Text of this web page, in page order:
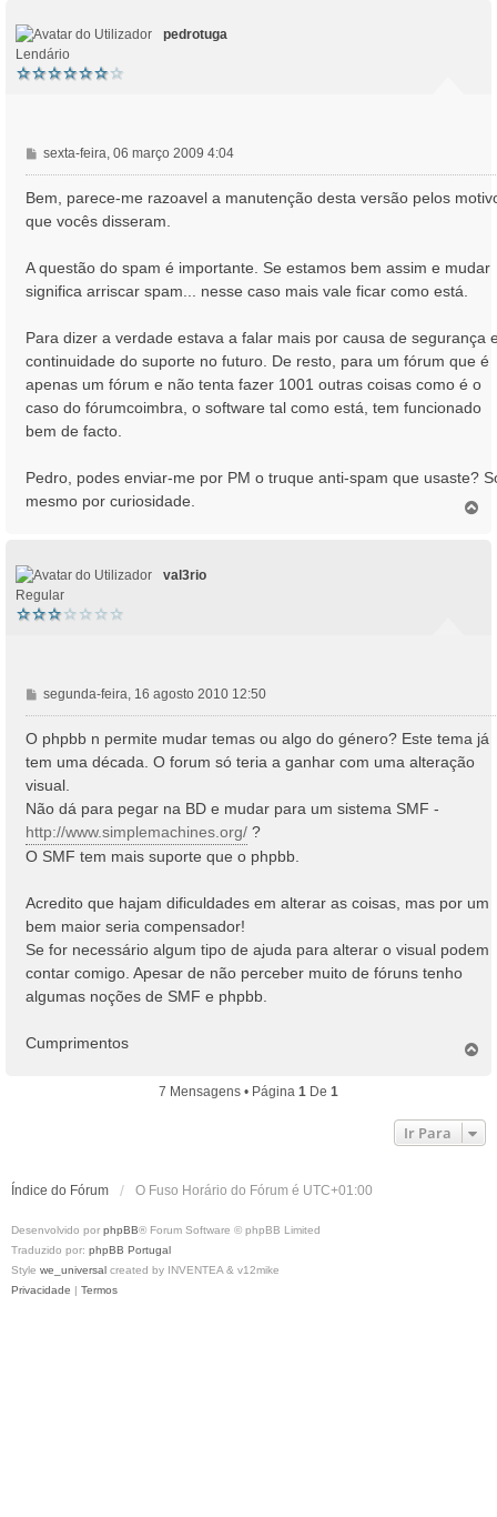
pedrotuga
Lendário
M
e
a
e
m
sexta-feira, 06 março 2009 4:04
Bem, parece-me razoavel a manutenção desta versão pelos
que vocês disseram.
A questão do spam é importante. Se estamos bem assim e mudar
significa arriscar spam... nesse caso mais vale ficar como está.
Para dizer a verdade estava a falar mais por causa de segurança
continuidade do suporte no futuro. De resto, para um fórum que é
apenas um fórum e não tenta fazer 1001 outras coisas como é o
caso do fórumcoimbra, o software tal como está, tem funcionado
bem de facto.
Pedro, podes enviar-me por PM o truque anti-spam que usaste?
mesmo por curiosidade.
val3rio
Regular
M
e
n
g
e
m
segunda-feira, 16 agosto 2010 12:50
O phpbb n permite mudar temas ou algo do género? Este tema já
tem uma década. O forum só teria a ganhar com uma alteração
visual.
Não dá para pegar na BD e mudar para um sistema SMF -
http://www.simplemachines.org/ ?
O SMF tem mais suporte que o phpbb.
Acredito que hajam dificuldades em alterar as coisas, mas por um
bem maior seria compensador!
Se for necessário algum tipo de ajuda para alterar o visual podem
contar comigo. Apesar de não perceber muito de fóruns tenho
algumas noções de SMF e phpbb.
Cumprimentos
7 Mensagens • Página 1 De 1
Ir Para
Índice do Fórum O Fuso Horário do Fórum é UTC+01:00
Desenvolvido por phpBB® Forum Software © phpBB Limited
Traduzido por: phpBB Portugal
Style we_universal created by INVENTEA & v12mike
Privacidade | Termos